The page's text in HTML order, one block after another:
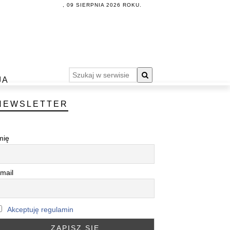
, 09 SIERPNIA 2026 ROKU.
Akceptuję regulamin